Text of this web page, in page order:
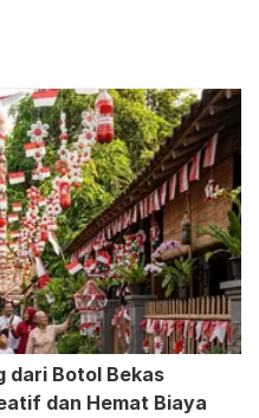
dari Botol Bekas
dan Hemat Biaya